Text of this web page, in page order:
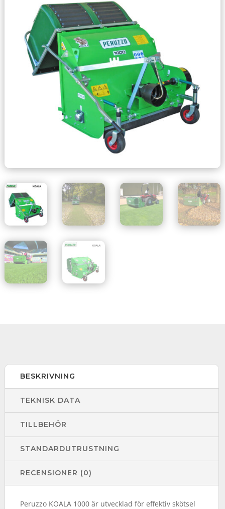
BESKRIVNING
TEKNISK DATA
TILLBEHÖR
STANDARDUTRUSTNING
RECENSIONER (0)
Peruzzo KOALA 1000 är utvecklad för effektiv skötsel